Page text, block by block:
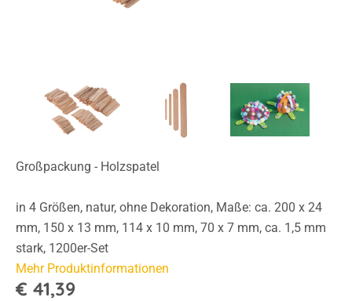
Großpackung - Holzspatel
in 4 Größen, natur, ohne Dekoration, Maße: ca. 200 x 24
mm, 150 x 13 mm, 114 x 10 mm, 70 x 7 mm, ca. 1,5 mm
stark, 1200er-Set
Mehr Produktinformationen
€ 41,39